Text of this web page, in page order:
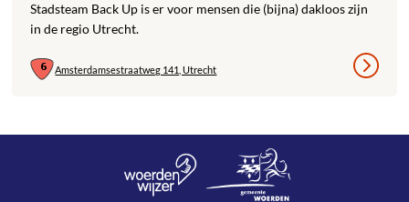
Stadsteam Back Up is er voor mensen die (bijna) dakloos zijn
in de regio Utrecht.
Amsterdamsestraatweg 141, Utrecht